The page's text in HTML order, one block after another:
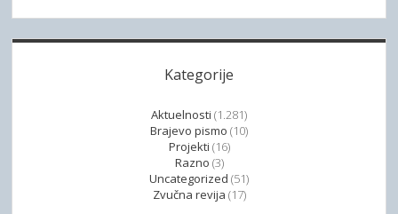
a
a
z
o
s
v
i
“
b
r
o
j
Kategorije
Aktuelnosti (1.281)
Brajevo pismo (10)
Projekti (16)
Razno (3)
Uncategorized (51)
Zvučna revija (17)